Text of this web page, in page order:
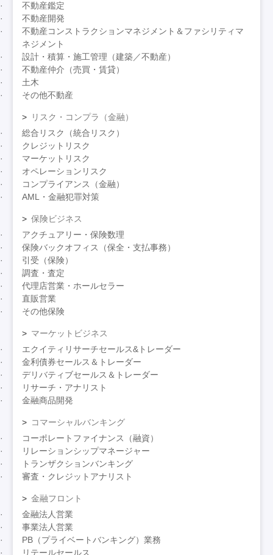
不動産鑑定
不動産開発
不動産コンストラクションマネジメント＆ファシリティマ
ネジメント
設計・積算・施工管理（建築／不動産）
不動産仲介（売買・賃貸）
土木
その他不動産
リスク・コンプラ（金融）
総合リスク（統合リスク）
クレジットリスク
マーケットリスク
オペレーションリスク
コンプライアンス（金融）
AML・金融犯罪対策
保険ビジネス
アクチュアリー・保険数理
保険バックオフィス（保全・支払事務）
引受（保険）
調査・査定
代理店営業・ホールセラー
直販営業
その他保険
マーケットビジネス
エクイティリサーチセールス&トレーダー
金利債券セールス＆トレーダー
デリバティブセールス＆トレーダー
リサーチ・アナリスト
金融商品開発
コマーシャルバンキング
コーポレートファイナンス（融資）
リレーションシップマネージャー
トランザクションバンキング
審査・クレジットアナリスト
金融フロント
金融法人営業
事業法人営業
PB（プライベートバンキング）業務
リテールセールス